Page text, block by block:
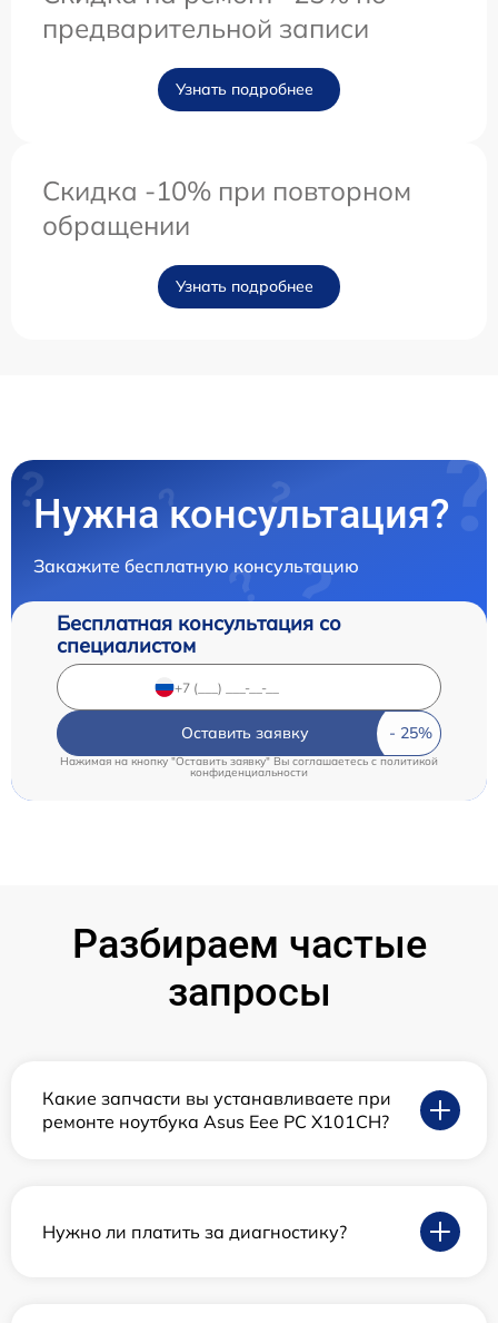
предварительной записи
Узнать подробнее
Скидка -10% при повторном
обращении
Узнать подробнее
Нужна консультация?
Закажите бесплатную консультацию
Бесплатная консультация со
специалистом
Оставить заявку
Нажимая на кнопку "Оставить заявку" Вы соглашаетесь c политикой
конфиденциальности
Разбираем частые
запросы
Какие запчасти вы устанавливаете при
ремонте ноутбука Asus Eee PC X101CH?
Нужно ли платить за диагностику?